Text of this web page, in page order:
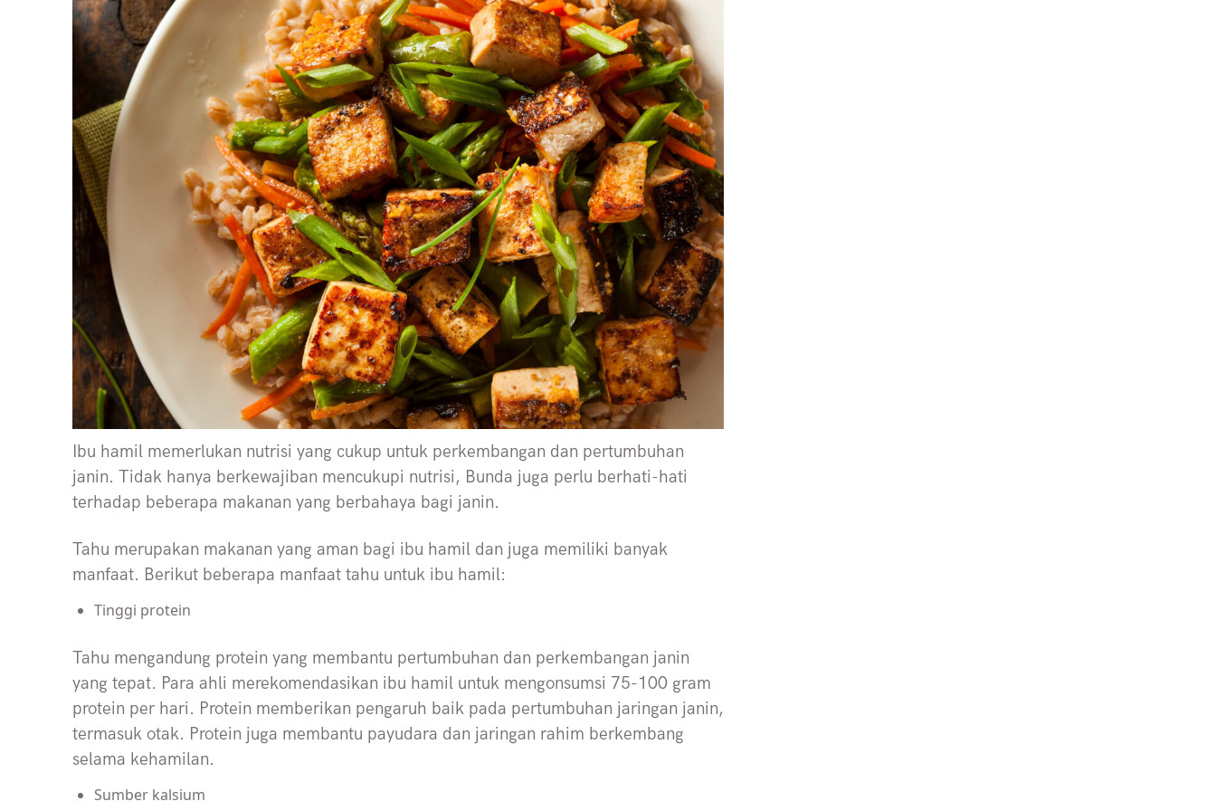
Ibu hamil memerlukan nutrisi yang cukup untuk perkembangan dan pertumbuhan
janin. Tidak hanya berkewajiban mencukupi nutrisi, Bunda juga perlu berhati-hati
terhadap beberapa makanan yang berbahaya bagi janin.
Tahu merupakan makanan yang aman bagi ibu hamil dan juga memiliki banyak
manfaat. Berikut beberapa manfaat tahu untuk ibu hamil:
Tinggi protein
Tahu mengandung protein yang membantu pertumbuhan dan perkembangan janin
yang tepat. Para ahli merekomendasikan ibu hamil untuk mengonsumsi 75-100 gram
protein per hari. Protein memberikan pengaruh baik pada pertumbuhan jaringan janin,
termasuk otak. Protein juga membantu payudara dan jaringan rahim berkembang
selama kehamilan.
Sumber kalsium